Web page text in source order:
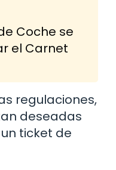
Coche se
el Carnet
regulaciones,
deseadas
ticket de